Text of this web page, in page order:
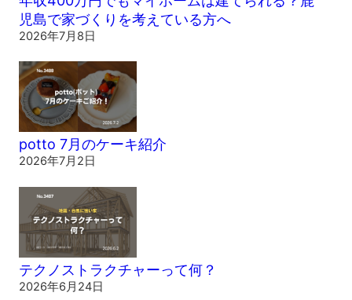
児島で家づくりを考えている方へ
2026年7月8日
potto 7月のケーキ紹介
2026年7月2日
テクノストラクチャーって何？
2026年6月24日